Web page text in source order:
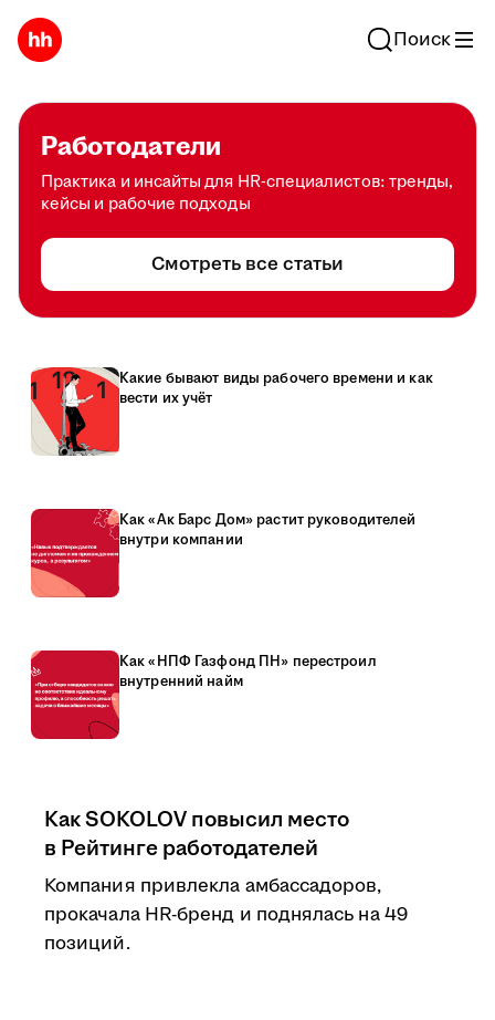
Поиск
Работодатели
Практика и инсайты для HR-специалистов: тренды,
кейсы и рабочие подходы
Смотреть все статьи
Какие бывают виды рабочего времени и как
вести их учёт
Как «Ак Барс Дом» растит руководителей
внутри компании
Как «НПФ Газфонд ПН» перестроил
внутренний найм
Как SOKOLOV повысил место
в Рейтинге работодателей
Компания привлекла амбассадоров,
прокачала HR-бренд и поднялась на 49
позиций.